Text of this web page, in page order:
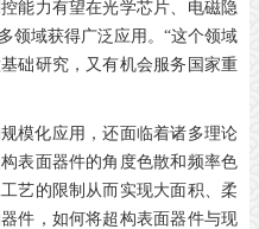
能力有望在光学芯片、电磁隐
领域获得广泛应用。“这个领域
础研究，又有机会服务国家重
模化应用，还面临着诸多理论
表面器件的角度色散和频率色
艺的限制从而实现大面积、柔
件，如何将超构表面器件与现